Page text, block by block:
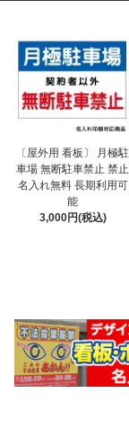
〔屋外用 看板〕 月極駐
車場 無断駐車禁止 禁止
名入れ無料 長期利用可
能
3,000円(税込)